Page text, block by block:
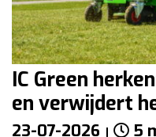
IC Green
en verwijdert
23-07-2026 5